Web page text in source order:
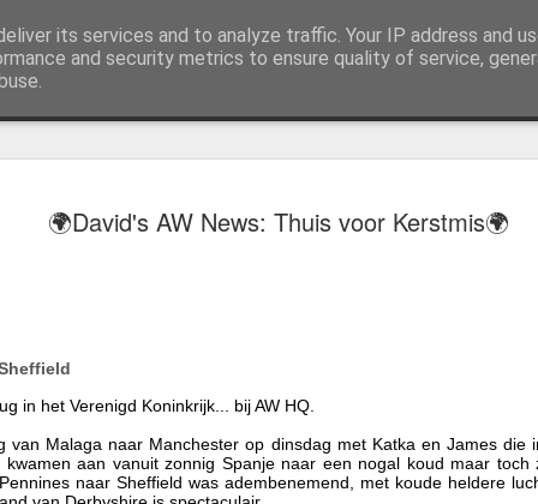
🌍David's AW News: Thuis voor Kerstmis🌍
in het Verenigd Koninkrijk... bij AW HQ.
van Malaga naar Manchester op dinsdag met Katka en James die
kwamen aan vanuit zonnig Spanje naar een nogal koud maar toch
naar Sheffield was adembenemend, met koude heldere
its services and to analyze traffic. Your IP address and
and security metrics to ensure quality of service,
zijn we toegewijd om u het beste te bieden op het gebied van cadeauartikelen voor de groothandel, uw klanten te verrassen en uw detailhandel te helpen groeien. De enige groothandel die handgemaakte cadeauartikelen rechtstreeks uit India,
13
dit jaar meer dan ooit.
Ze kwamen oorspronkelijk